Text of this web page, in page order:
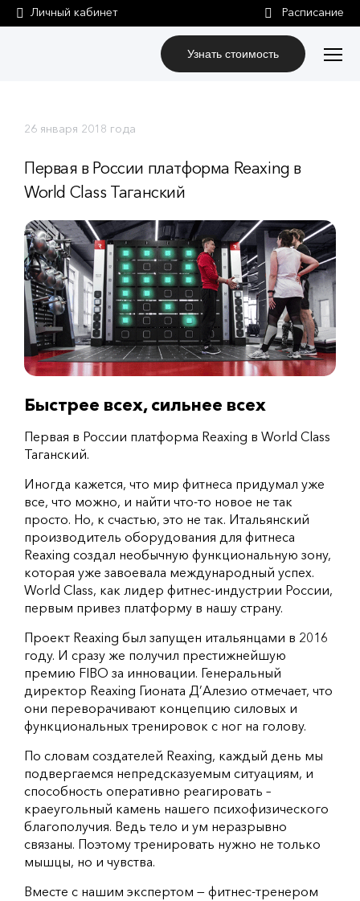
Личный кабинет
Узнать стоимость
26 января 2018 года
Первая в России платформа Reaxing в
World Class Таганский
Быстрее всех, сильнее всех
Первая в России платформа Reaxing в World Class
Таганский.
Иногда кажется, что мир фитнеса придумал уже
все, что можно, и найти что-то новое не так
просто. Но, к счастью, это не так. Итальянский
производитель оборудования для фитнеса
Reaxing создал необычную функциональную зону,
которая уже завоевала международный успех.
World Class, как лидер фитнес-индустрии России,
первым привез платформу в нашу страну.
Проект Reaxing был запущен итальянцами в 2016
году. И сразу же получил престижнейшую
премию FIBO за инновации. Генеральный
директор Reaxing Гионата Д’Алезио отмечает, что
они переворачивают концепцию силовых и
функциональных тренировок с ног на голову.
По словам создателей Reaxing, каждый день мы
подвергаемся непредсказуемым ситуациям, и
способность оперативно реагировать –
краеугольный камень нашего психофизического
благополучия. Ведь тело и ум неразрывно
связаны. Поэтому тренировать нужно не только
мышцы, но и чувства.
Вместе с нашим экспертом — фитнес-тренером